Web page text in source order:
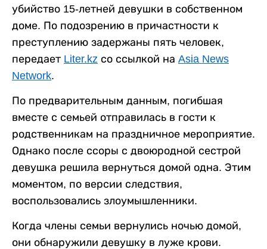
убийство 15-летней девушки в собственном
доме. По подозрению в причастности к
преступлению задержаны пять человек,
передает Liter.kz со ссылкой на Asia News
Network.
По предварительным данным, погибшая
вместе с семьей отправилась в гости к
родственникам на праздничное мероприятие.
Однако после ссоры с двоюродной сестрой
девушка решила вернуться домой одна. Этим
моментом, по версии следствия,
воспользовались злоумышленники.
Когда члены семьи вернулись ночью домой,
они обнаружили девушку в луже крови.